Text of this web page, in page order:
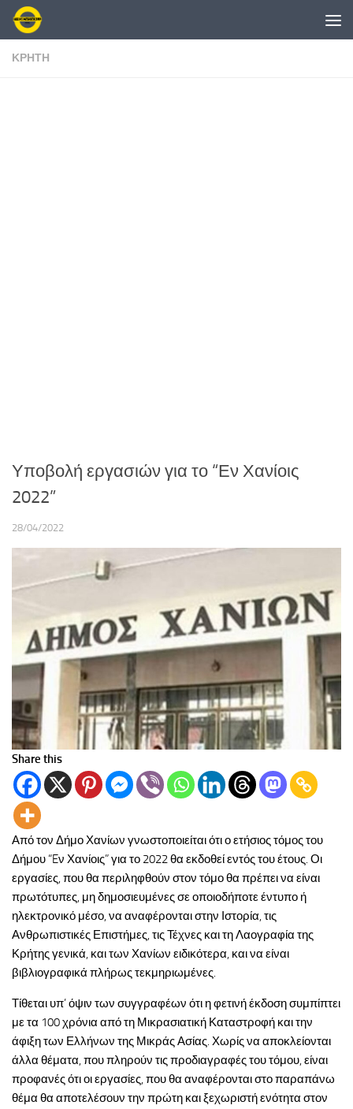
Skip to content
ΚΡΗΤΗ
Υποβολή εργασιών για το “Εν Χανίοις
2022”
28/04/2022
Share this
Από τον Δήμο Χανίων γνωστοποιείται ότι ο ετήσιος τόμος του
Δήμου “Eν Χανίοις” για το 2022 θα εκδοθεί εντός του έτους. Οι
εργασίες, που θα περιληφθούν στον τόμο θα πρέπει να είναι
πρωτότυπες, μη δημοσιευμένες σε οποιοδήποτε έντυπο ή
ηλεκτρονικό μέσο, να αναφέρονται στην Ιστορία, τις
Ανθρωπιστικές Επιστήμες, τις Τέχνες και τη Λαογραφία της
Κρήτης γενικά, και των Χανίων ειδικότερα, και να είναι
βιβλιογραφικά πλήρως τεκμηριωμένες.
Τίθεται υπ’ όψιν των συγγραφέων ότι η φετινή έκδοση συμπίπτει
με τα 100 χρόνια από τη Μικρασιατική Καταστροφή και την
άφιξη των Ελλήνων της Μικράς Ασίας. Χωρίς να αποκλείονται
άλλα θέματα, που πληρούν τις προδιαγραφές του τόμου, είναι
προφανές ότι οι εργασίες, που θα αναφέρονται στο παραπάνω
θέμα θα αποτελέσουν την πρώτη και ξεχωριστή ενότητα στον